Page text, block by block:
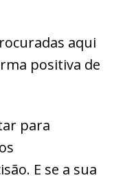
aqui
positiva de
para
E se a sua